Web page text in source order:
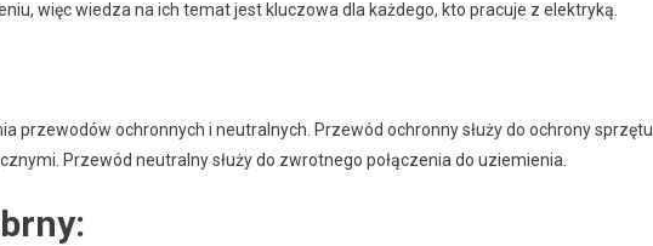
więc wiedza na ich temat jest kluczowa dla każdego, kto pracuje z elektryką.
przewodów ochronnych i neutralnych. Przewód ochronny służy do ochrony sprzętu
Przewód neutralny służy do zwrotnego połączenia do uziemienia.